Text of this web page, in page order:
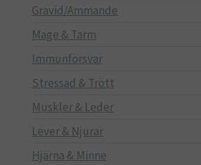
Gravid/Ammande
Mage & Tarm
Immunförsvar
Stressad & Trött
Muskler & Leder
Lever & Njurar
Hjärna & Minne